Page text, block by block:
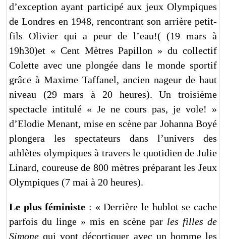
d’exception ayant participé aux jeux Olympiques
de Londres en 1948, rencontrant son arrière petit-
fils Olivier qui a peur de l’eau!( (19 mars à
19h30)et « Cent Mètres Papillon » du collectif
Colette avec une plongée dans le monde sportif
grâce à Maxime Taffanel, ancien nageur de haut
niveau (29 mars à 20 heures). Un troisième
spectacle intitulé « Je ne cours pas, je vole! »
d’Elodie Menant, mise en scène par Johanna Boyé
plongera les spectateurs dans l’univers des
athlètes olympiques à travers le quotidien de Julie
Linard, coureuse de 800 mètres préparant les Jeux
Olympiques (7 mai à 20 heures).
Le plus féministe : « Derrière le hublot se cache
parfois du linge » mis en scène par les filles de
Simone qui vont décortiquer avec un homme les